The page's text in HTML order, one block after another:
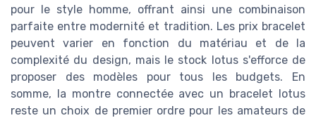
pour le style homme, offrant ainsi une combinaison
parfaite entre modernité et tradition. Les prix bracelet
peuvent varier en fonction du matériau et de la
complexité du design, mais le stock lotus s'efforce de
proposer des modèles pour tous les budgets. En
somme, la montre connectée avec un bracelet lotus
reste un choix de premier ordre pour les amateurs de